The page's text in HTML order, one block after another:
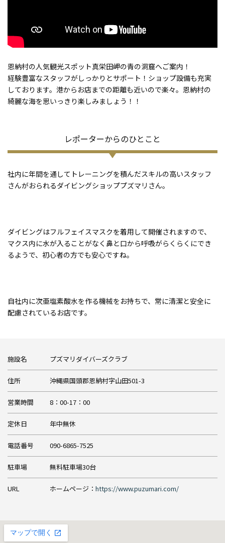
恩納村の人気観光スポット真栄田岬の青の洞窟へご案内！
経験豊富なスタッフがしっかりとサポート！ショップ設備も充実
しております。港からお店までの距離も近いので楽々。恩納村の
綺麗な海を思いっきり楽しみましょう！！
レポーターからのひとこと
社内に年間を通してトレーニングを積んだスキルの高いスタッフ
さんがおられるダイビングショッププズマリさん。
ダイビングはフルフェイスマスクを着用して開催されますので、
マクス内に水が入ることがなく鼻と口から呼吸がらくらくにでき
るようで、初心者の方でも安心ですね。
自社内に次亜塩素酸水を作る機械をお持ちで、常に清潔と安全に
配慮されているお店です。
施設名 プズマリダイバーズクラブ
住所 沖縄県国頭郡恩納村字山田501-3
営業時間 8：00-17：00
定休日 年中無休
電話番号 090-6865-7525
駐車場 無料駐車場30台
URL ホームページ： https://www.puzumari.com/